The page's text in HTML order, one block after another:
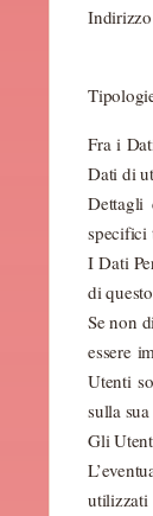
Fra i
Dati di
Dettagli
specifici
I Dati
di
Se non
essere
Utenti
sulla
Gli